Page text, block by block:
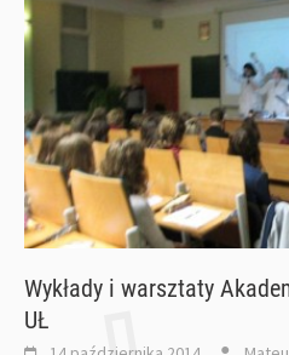
Wykłady i warsztaty
UŁ